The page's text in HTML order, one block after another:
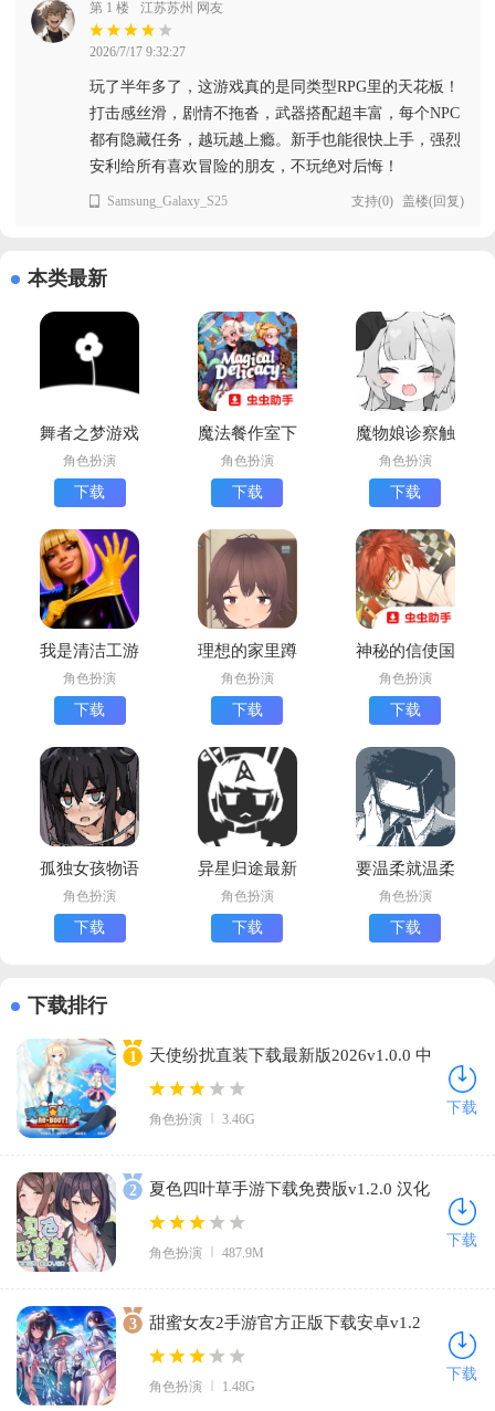
第 1 楼 江苏苏州 网友
2026/7/17 9:32:27
玩了半年多了，这游戏真的是同类型RPG里的天花板！
打击感丝滑，剧情不拖沓，武器搭配超丰富，每个NPC
都有隐藏任务，越玩越上瘾。新手也能很快上手，强烈
安利给所有喜欢冒险的朋友，不玩绝对后悔！
Samsung_Galaxy_S25 支持(0) 盖楼(回复)
本类最新
舞者之梦游戏
汉化版下载
角色扮演
下载
魔法餐作室下
载安卓版
角色扮演
下载
魔物娘诊察触
摸汉化版下载
(萌娘触摸)
角色扮演
下载
我是清洁工游
戏最新版下载
(IAmJanitor)
角色扮演
下载
理想的家里蹲
生活汉化版下
载(Dream
House)
角色扮演
下载
神秘的信使国
际服安装器安
卓版
角色扮演
下载
孤独女孩物语
手机版(在阴
暗的房间中和
独孤的女孩子
角色扮演
下载
异星归途最新
版下载
角色扮演
下载
要温柔就温柔
到底游戏最新
版(yasasiku
surunara)
角色扮演
下载
下载排行
1
天使纷扰直装下载最新版2026v1.0.0 中
文版
角色扮演 3.46G
下载
2
夏色四叶草手游下载免费版v1.2.0 汉化
版
角色扮演 487.9M
下载
3
甜蜜女友2手游官方正版下载安卓v1.2
手机版
角色扮演 1.48G
下载